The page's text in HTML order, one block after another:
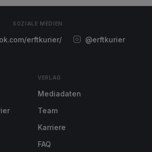
SOZIALE MEDIEN
erftkurier/ @erftkurier
VERLAG
Mediadaten
Team
Karriere
FAQ